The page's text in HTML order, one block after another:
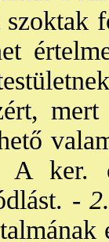
szoktak
mert
A ker.
-